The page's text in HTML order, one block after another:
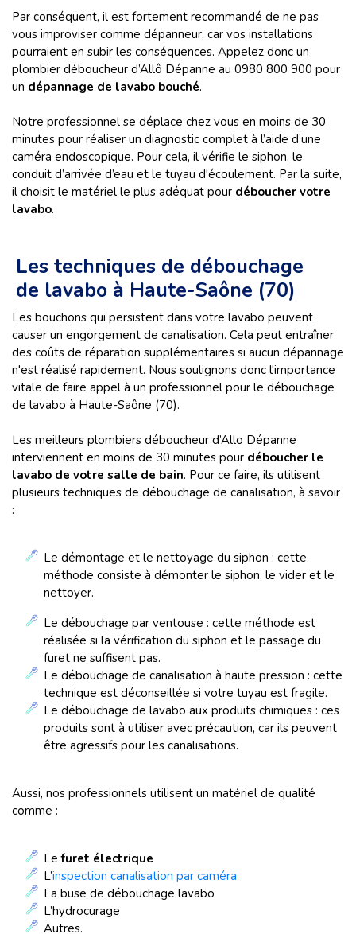
Par conséquent, il est fortement recommandé de ne pas
vous improviser comme dépanneur, car vos installations
pourraient en subir les conséquences. Appelez donc un
plombier déboucheur d’Allô Dépanne au 0980 800 900 pour
un dépannage de lavabo bouché.
Notre professionnel se déplace chez vous en moins de 30
minutes pour réaliser un diagnostic complet à l’aide d’une
caméra endoscopique. Pour cela, il vérifie le siphon, le
conduit d’arrivée d’eau et le tuyau d'écoulement. Par la suite,
il choisit le matériel le plus adéquat pour déboucher votre
lavabo.
Les techniques de débouchage
de lavabo à Haute-Saône (70)
Les bouchons qui persistent dans votre lavabo peuvent
causer un engorgement de canalisation. Cela peut entraîner
des coûts de réparation supplémentaires si aucun dépannage
n'est réalisé rapidement. Nous soulignons donc l'importance
vitale de faire appel à un professionnel pour le débouchage
de lavabo à Haute-Saône (70).
Les meilleurs plombiers déboucheur d’Allo Dépanne
interviennent en moins de 30 minutes pour déboucher le
lavabo de votre salle de bain. Pour ce faire, ils utilisent
plusieurs techniques de débouchage de canalisation, à savoir
:
Le démontage et le nettoyage du siphon : cette
méthode consiste à démonter le siphon, le vider et le
nettoyer.
Le débouchage par ventouse : cette méthode est
réalisée si la vérification du siphon et le passage du
furet ne suffisent pas.
Le débouchage de canalisation à haute pression : cette
technique est déconseillée si votre tuyau est fragile.
Le débouchage de lavabo aux produits chimiques : ces
produits sont à utiliser avec précaution, car ils peuvent
être agressifs pour les canalisations.
Aussi, nos professionnels utilisent un matériel de qualité
comme :
Lefuret électrique
L’inspection canalisation par caméra
La buse de débouchage lavabo
L’hydrocurage
Autres.